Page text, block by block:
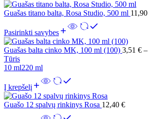
Guašas titano balta, Rosa Studio, 500 ml 11,90
Pasirinkti savybes
Guašas balta cinko MK, 100 ml (100) 3,51 € –
Tūris
10 ml220 ml
Į krepšelį
Guašo 12 spalvų rinkinys Rosa 12,40 €